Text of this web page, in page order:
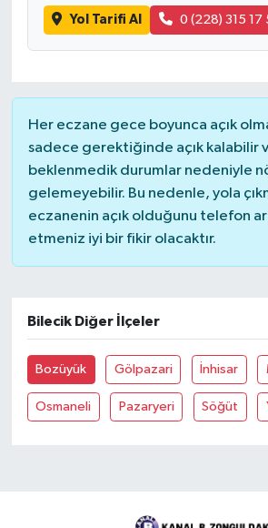
Yol Tarifi Al 0 (228) 315 17
Her eczane gece boyunca açık
sadece gerektiğinde açık kalabilir
beklenmedik durumlar nedeniyle
gelemeyebilir. Bu nedenle, yola
eczanenin açık olduğunu telefon
etmeniz iyi bir fikir olacaktır.
Bilecik Diğer İlçeler
Bozüyük Gölpazari İnhisar
Osmaneli Pazaryeri Söğüt